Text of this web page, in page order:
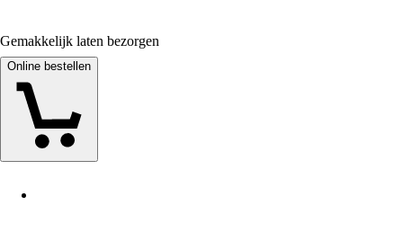
Gemakkelijk laten bezorgen
Online bestellen